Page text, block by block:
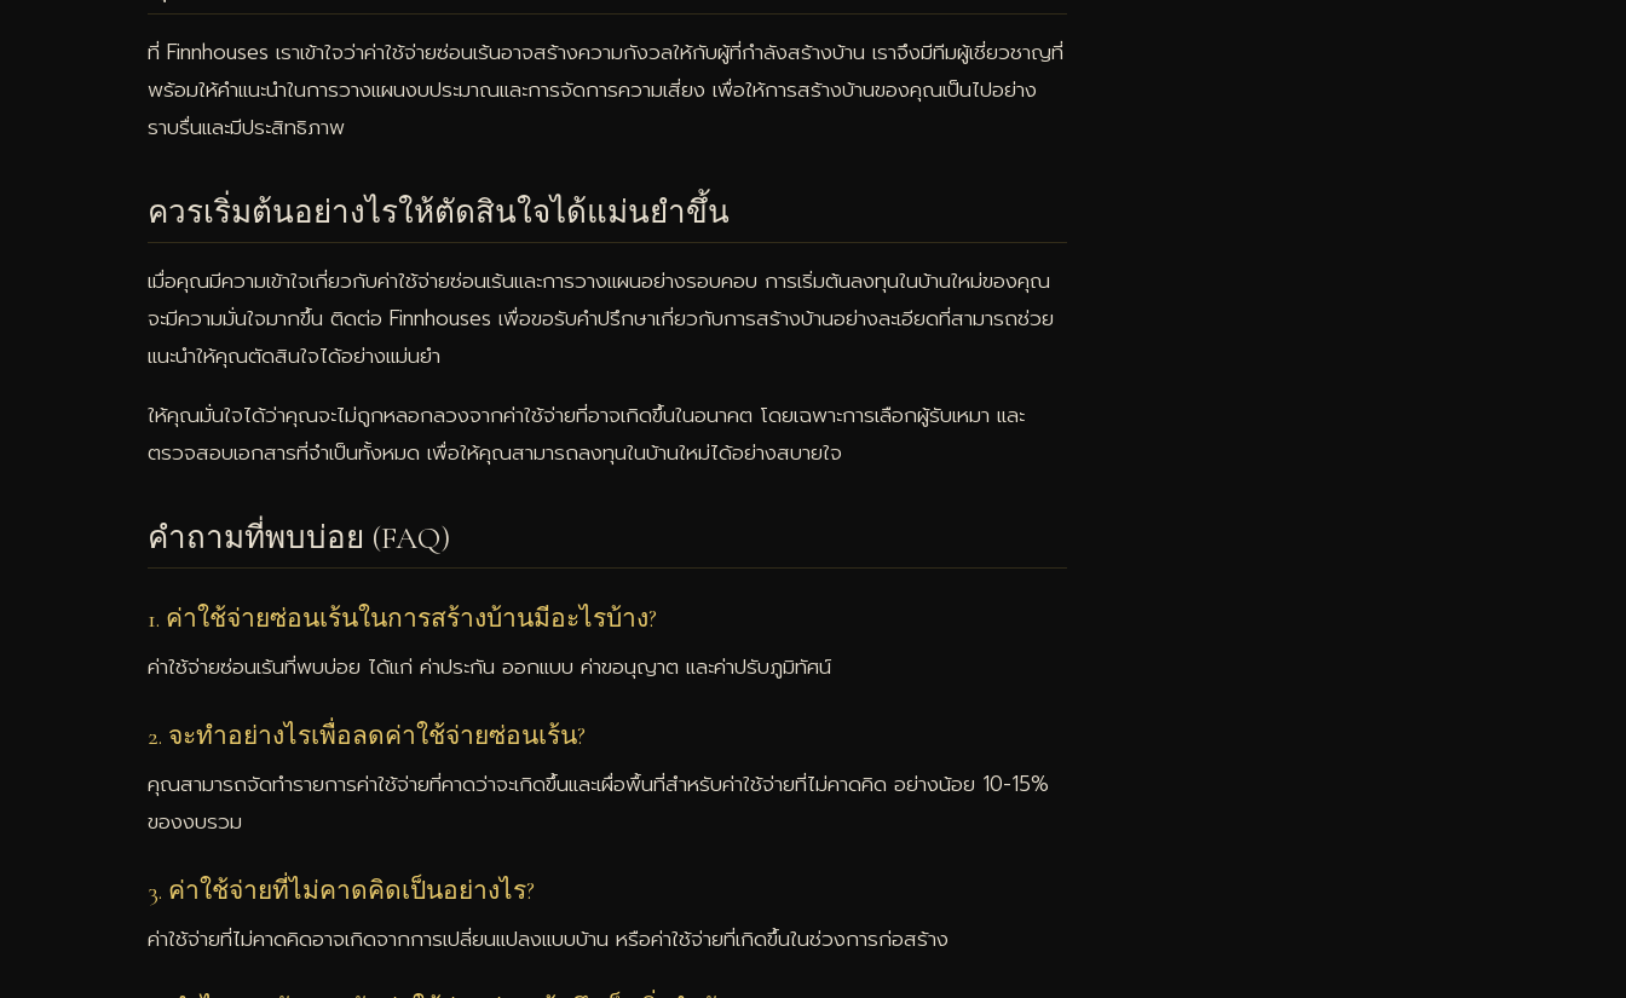
ที่ Finnhouses เราเข้าใจว่าค่าใช้จ่ายซ่อนเร้นอาจสร้างความกังวลให้กับผู้ที่กำลังสร้างบ้าน เราจึงมีทีมผู้เชี่ยวชาญที่
พร้อมให้คำแนะนำในการวางแผนงบประมาณและการจัดการความเสี่ยง เพื่อให้การสร้างบ้านของคุณเป็นไปอย่าง
ราบรื่นและมีประสิทธิภาพ
ควรเริ่มต้นอย่างไรให้ตัดสินใจได้แม่นยำขึ้น
เมื่อคุณมีความเข้าใจเกี่ยวกับค่าใช้จ่ายซ่อนเร้นและการวางแผนอย่างรอบคอบ การเริ่มต้นลงทุนในบ้านใหม่ของคุณ
จะมีความมั่นใจมากขึ้น ติดต่อ Finnhouses เพื่อขอรับคำปรึกษาเกี่ยวกับการสร้างบ้านอย่างละเอียดที่สามารถช่วย
แนะนำให้คุณตัดสินใจได้อย่างแม่นยำ
ให้คุณมั่นใจได้ว่าคุณจะไม่ถูกหลอกลวงจากค่าใช้จ่ายที่อาจเกิดขึ้นในอนาคต โดยเฉพาะการเลือกผู้รับเหมา และ
ตรวจสอบเอกสารที่จำเป็นทั้งหมด เพื่อให้คุณสามารถลงทุนในบ้านใหม่ได้อย่างสบายใจ
คำถามที่พบบ่อย (FAQ)
1. ค่าใช้จ่ายซ่อนเร้นในการสร้างบ้านมีอะไรบ้าง?
ค่าใช้จ่ายซ่อนเร้นที่พบบ่อย ได้แก่ ค่าประกัน ออกแบบ ค่าขอนุญาต และค่าปรับภูมิทัศน์
2. จะทำอย่างไรเพื่อลดค่าใช้จ่ายซ่อนเร้น?
คุณสามารถจัดทำรายการค่าใช้จ่ายที่คาดว่าจะเกิดขึ้นและเผื่อพื้นที่สำหรับค่าใช้จ่ายที่ไม่คาดคิด อย่างน้อย 10-15%
ของงบรวม
3. ค่าใช้จ่ายที่ไม่คาดคิดเป็นอย่างไร?
ค่าใช้จ่ายที่ไม่คาดคิดอาจเกิดจากการเปลี่ยนแปลงแบบบ้าน หรือค่าใช้จ่ายที่เกิดขึ้นในช่วงการก่อสร้าง